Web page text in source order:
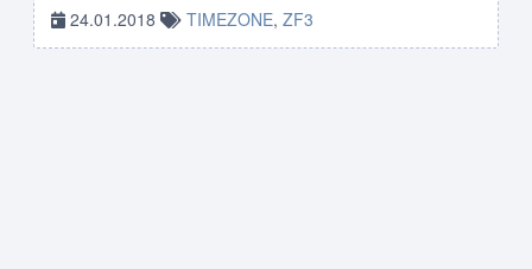
24.01.2018 TIMEZONE, ZF3